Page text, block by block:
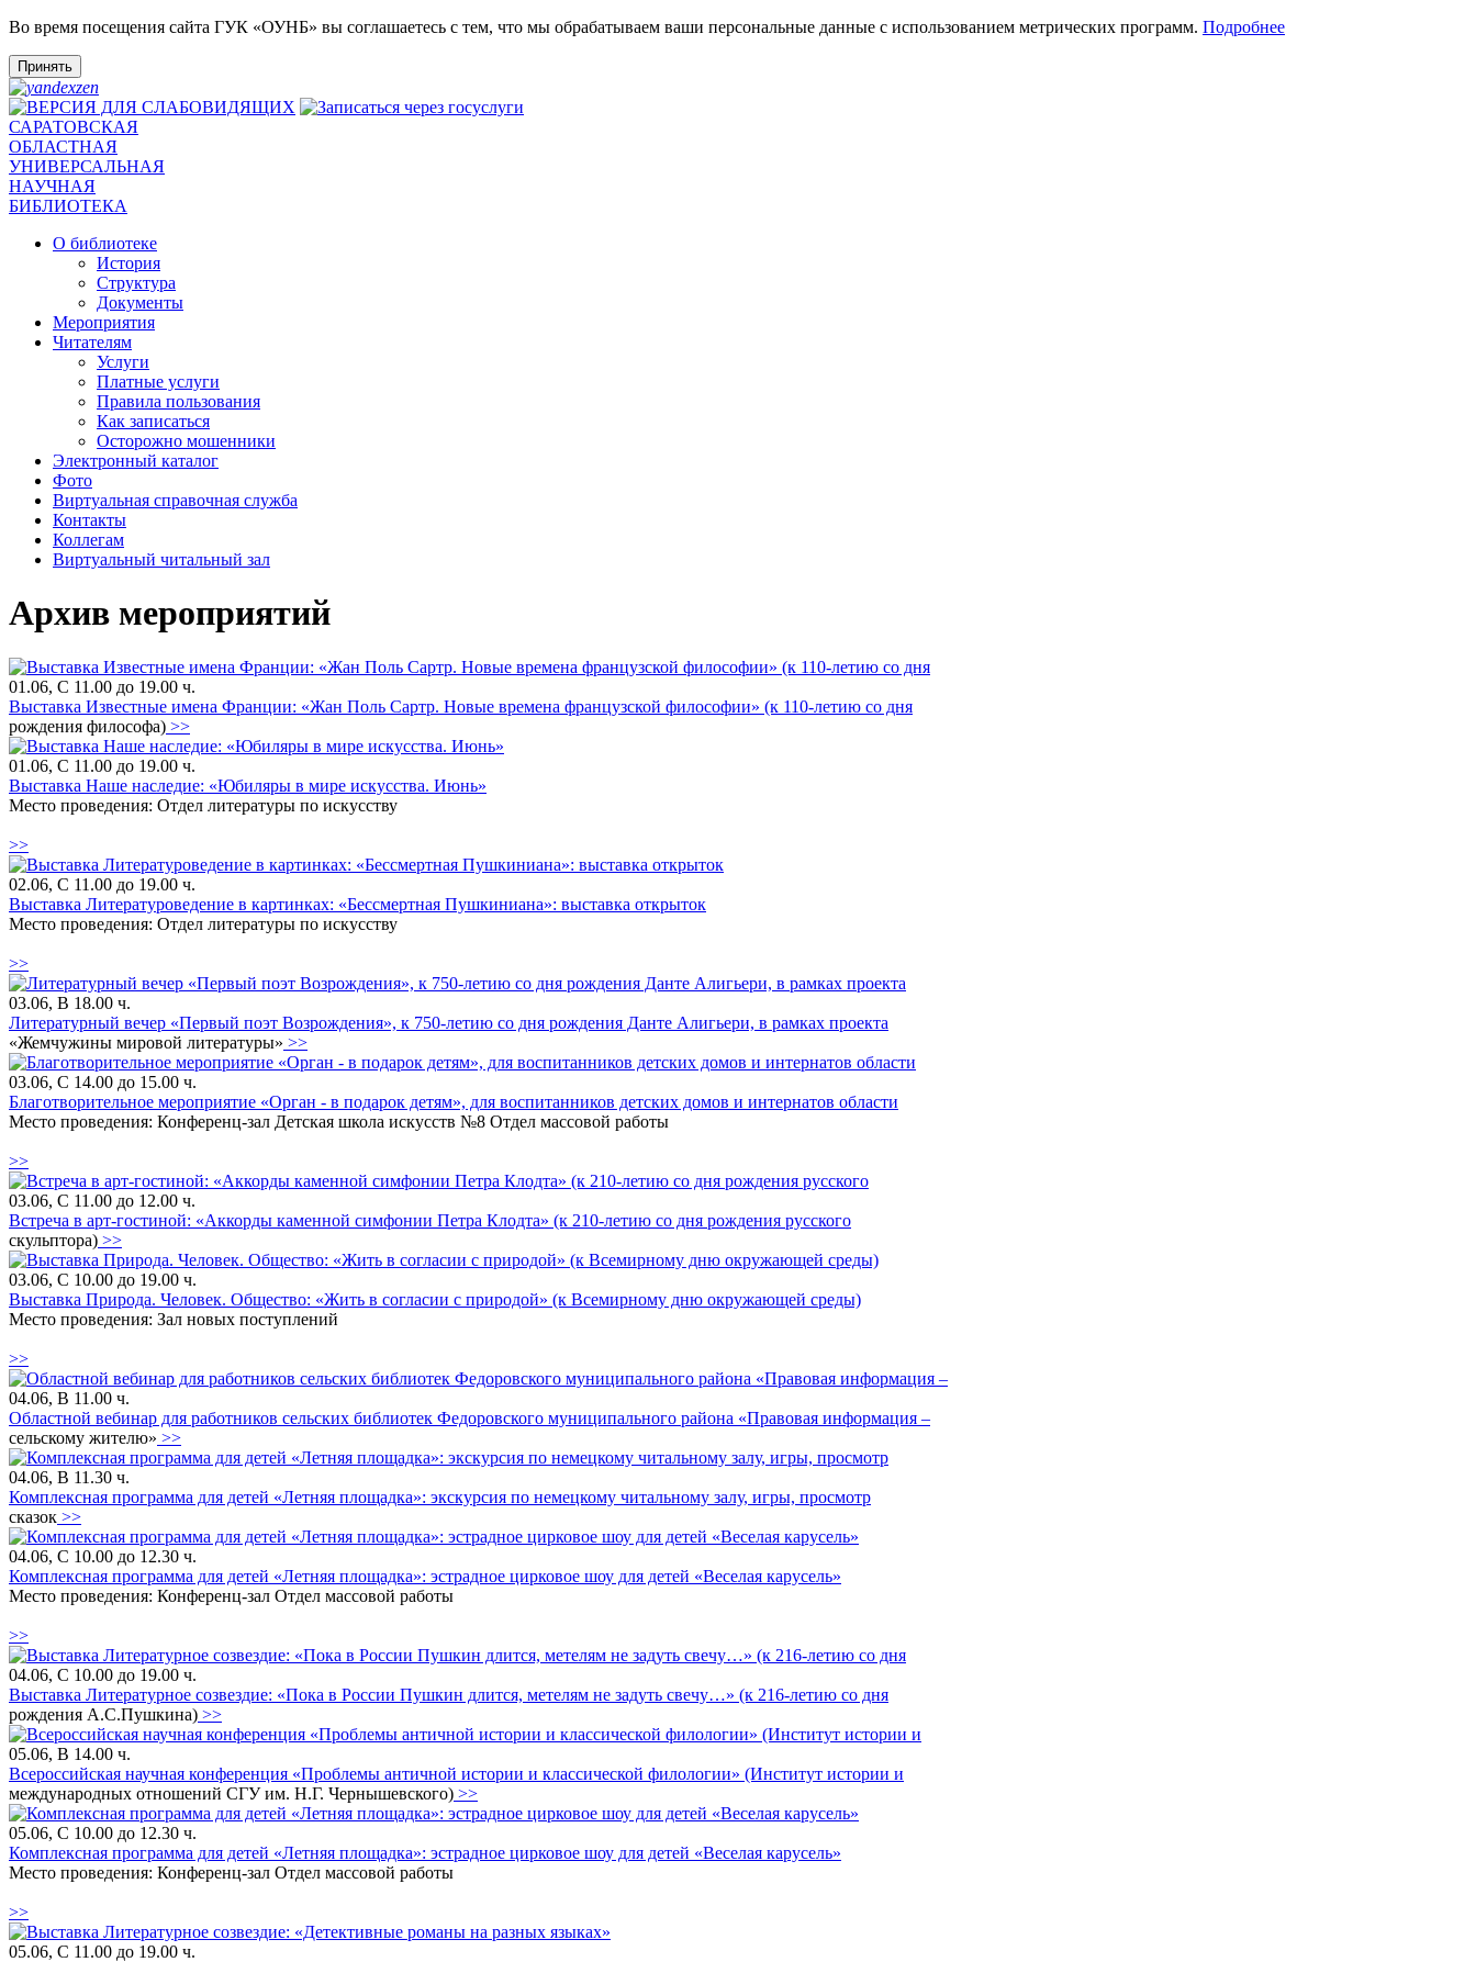
Во время посещения сайта ГУК «ОУНБ» вы соглашаетесь с тем, что мы обрабатываем ваши персональные данные с использованием метрических программ. Подробнее
Принять
САРАТОВСКАЯ
ОБЛАСТНАЯ
УНИВЕРСАЛЬНАЯ
НАУЧНАЯ
БИБЛИОТЕКА
О библиотеке
История
Структура
Документы
Мероприятия
Читателям
Услуги
Платные услуги
Правила пользования
Как записаться
Осторожно мошенники
Электронный каталог
Фото
Виртуальная справочная служба
Контакты
Коллегам
Виртуальный читальный зал
Архив мероприятий
01.06, С 11.00 до 19.00 ч.
Выставка Известные имена Франции: «Жан Поль Сартр. Новые времена французской философии» (к 110-летию со дня
рождения философа) >>
01.06, С 11.00 до 19.00 ч.
Выставка Наше наследие: «Юбиляры в мире искусства. Июнь»
Место проведения: Отдел литературы по искусству
>>
02.06, С 11.00 до 19.00 ч.
Выставка Литературоведение в картинках: «Бессмертная Пушкиниана»: выставка открыток
Место проведения: Отдел литературы по искусству
>>
03.06, В 18.00 ч.
Литературный вечер «Первый поэт Возрождения», к 750-летию со дня рождения Данте Алигьери, в рамках проекта
«Жемчужины мировой литературы» >>
03.06, С 14.00 до 15.00 ч.
Благотворительное мероприятие «Орган - в подарок детям», для воспитанников детских домов и интернатов области
Место проведения: Конференц-зал Детская школа искусств №8 Отдел массовой работы
>>
03.06, С 11.00 до 12.00 ч.
Встреча в арт-гостиной: «Аккорды каменной симфонии Петра Клодта» (к 210-летию со дня рождения русского
скульптора) >>
03.06, С 10.00 до 19.00 ч.
Выставка Природа. Человек. Общество: «Жить в согласии с природой» (к Всемирному дню окружающей среды)
Место проведения: Зал новых поступлений
>>
04.06, В 11.00 ч.
Областной вебинар для работников сельских библиотек Федоровского муниципального района «Правовая информация –
сельскому жителю» >>
04.06, В 11.30 ч.
Комплексная программа для детей «Летняя площадка»: экскурсия по немецкому читальному залу, игры, просмотр
сказок >>
04.06, С 10.00 до 12.30 ч.
Комплексная программа для детей «Летняя площадка»: эстрадное цирковое шоу для детей «Веселая карусель»
Место проведения: Конференц-зал Отдел массовой работы
>>
04.06, С 10.00 до 19.00 ч.
Выставка Литературное созвездие: «Пока в России Пушкин длится, метелям не задуть свечу…» (к 216-летию со дня
рождения А.С.Пушкина) >>
05.06, В 14.00 ч.
Всероссийская научная конференция «Проблемы античной истории и классической филологии» (Институт истории и
международных отношений СГУ им. Н.Г. Чернышевского) >>
05.06, С 10.00 до 12.30 ч.
Комплексная программа для детей «Летняя площадка»: эстрадное цирковое шоу для детей «Веселая карусель»
Место проведения: Конференц-зал Отдел массовой работы
>>
05.06, С 11.00 до 19.00 ч.